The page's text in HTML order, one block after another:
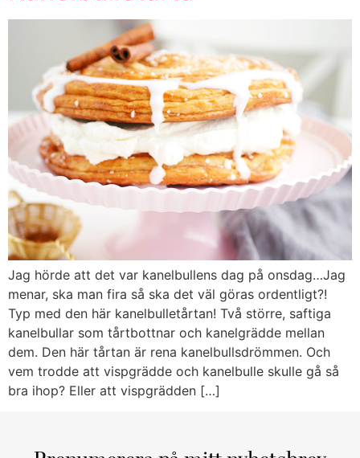
Jag hörde att det var kanelbullens dag på onsdag…Jag
menar, ska man fira så ska det väl göras ordentligt?!
Typ med den här kanelbulletårtan! Två större, saftiga
kanelbullar som tårtbottnar och kanelgrädde mellan
dem. Den här tårtan är rena kanelbullsdrömmen. Och
vem trodde att vispgrädde och kanelbulle skulle gå så
bra ihop? Eller att vispgrädden […]